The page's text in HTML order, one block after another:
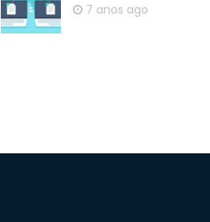
7 anos ago